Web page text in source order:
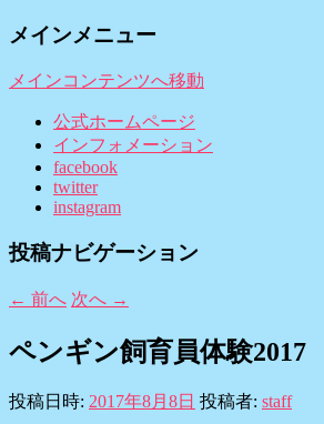
メインメニュー
メインコンテンツへ移動
公式ホームページ
インフォメーション
facebook
twitter
instagram
投稿ナビゲーション
← 前へ 次へ →
ペンギン飼育員体験
投稿日時: 2017年8月8日 投稿者: staff